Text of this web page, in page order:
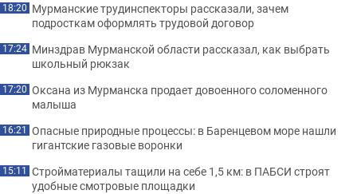
18:20 Мурманские трудинспекторы рассказали, зачем
подросткам оформлять трудовой договор
17:24 Минздрав Мурманской области рассказал, как выбрать
школьный рюкзак
17:20 Оксана из Мурманска продает довоенного соломенного
малыша
16:21 Опасные природные процессы: в Баренцевом море нашли
гигантские газовые воронки
15:11 Стройматериалы тащили на себе 1,5 км: в ПАБСИ строят
удобные смотровые площадки